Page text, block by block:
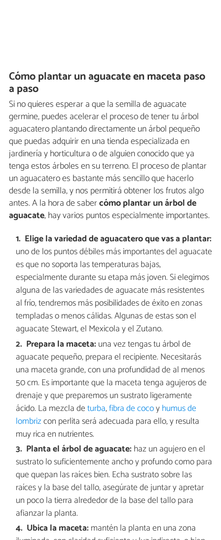
Cómo plantar un aguacate en maceta paso
a paso
Si no quieres esperar a que la semilla de aguacate
germine, puedes acelerar el proceso de tener tu árbol
aguacatero plantando directamente un árbol pequeño
que puedas adquirir en una tienda especializada en
jardinería y horticultura o de alguien conocido que ya
tenga estos árboles en su terreno. El proceso de plantar
un aguacatero es bastante más sencillo que hacerlo
desde la semilla, y nos permitirá obtener los frutos algo
antes. A la hora de sabercómo plantar un árbol de
aguacate, hay varios puntos especialmente importantes.
Elige la variedad de aguacatero que vas a plantar:
uno de los puntos débiles más importantes del aguacate
es que no soporta las temperaturas bajas,
especialmente durante su etapa más joven. Si elegimos
alguna de las variedades de aguacate más resistentes
al frío, tendremos más posibilidades de éxito en zonas
templadas o menos cálidas. Algunas de estas son el
aguacate Stewart, el Mexicola y el Zutano.
Prepara la maceta: una vez tengas tu árbol de
aguacate pequeño, prepara el recipiente. Necesitarás
una maceta grande, con una profundidad de al menos
50 cm. Es importante que la maceta tenga agujeros de
drenaje y que preparemos un sustrato ligeramente
ácido. La mezcla deturba,fibra de cocoyhumus de
lombrizcon perlita será adecuada para ello, y resulta
muy rica en nutrientes.
Planta el árbol de aguacate: haz un agujero en el
sustrato lo suficientemente ancho y profundo como para
que quepan las raíces bien. Echa sustrato sobre las
raíces y la base del tallo, asegúrate de juntar y apretar
un poco la tierra alrededor de la base del tallo para
afianzar la planta.
Ubica la maceta: mantén la planta en una zona